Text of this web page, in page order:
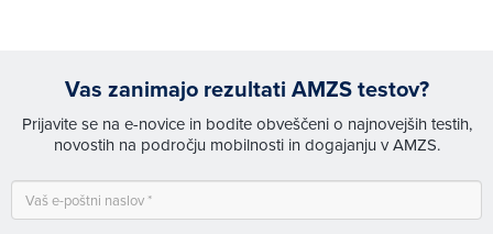
Vas zanimajo rezultati AMZS testov?
Prijavite se na e-novice in bodite obveščeni o najnovejših testih,
novostih na področju mobilnosti in dogajanju v AMZS.